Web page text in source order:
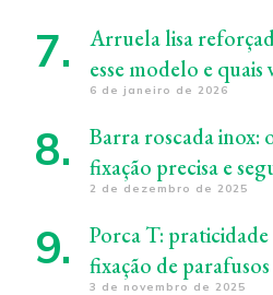
Arruela lisa
esse modelo e
6 de janeiro de 2026
Barra roscada inox:
fixação precisa e
2 de dezembro de 2025
Porca T: praticidade
fixação de parafusos
3 de novembro de 2025